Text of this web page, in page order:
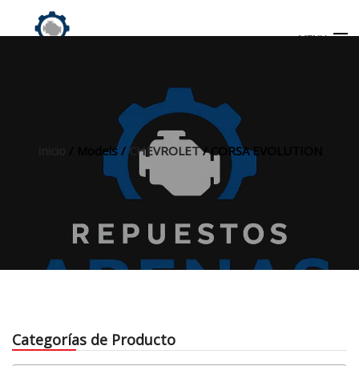
MENU
/ Models /CHEVROLET/ CORSA EVOLUTION
Categorías de Producto